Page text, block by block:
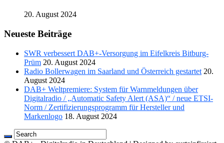
20. August 2024
Neueste Beiträge
SWR verbessert DAB+-Versorgung im Eifelkreis Bitburg-
Prüm 20. August 2024
Radio Bollerwagen im Saarland und Österreich gestartet 20.
August 2024
DAB+ Weltpremiere: System für Warnmeldungen über
Digitalradio / „Automatic Safety Alert (ASA)“ / neue ETSI-
Norm / Zertifizierungsprogramm für Hersteller und
Markenlogo 18. August 2024